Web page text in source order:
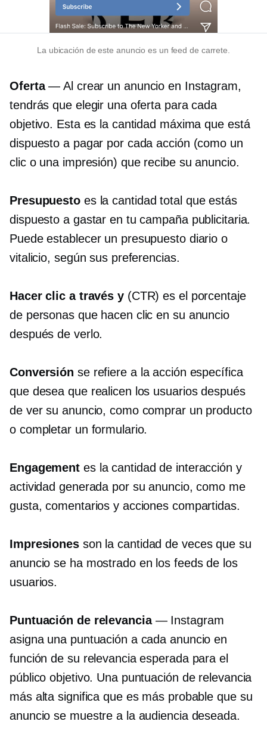
La ubicación de este anuncio es un feed de carrete.
Oferta— Al crear un anuncio en Instagram,
tendrás que elegir una oferta para cada
objetivo. Esta es la cantidad máxima que está
dispuesto a pagar por cada acción (como un
clic o una impresión) que recibe su anuncio.
Presupuestoes la cantidad total que estás
dispuesto a gastar en tu campaña publicitaria.
Puede establecer un presupuesto diario o
vitalicio, según sus preferencias.
Hacer clic a través y (CTR) es el porcentaje
de personas que hacen clic en su anuncio
después de verlo.
Conversión se refiere a la acción específica
que desea que realicen los usuarios después
de ver su anuncio, como comprar un producto
o completar un formulario.
Engagement es la cantidad de interacción y
actividad generada por su anuncio, como me
gusta, comentarios y acciones compartidas.
Impresionesson la cantidad de veces que su
anuncio se ha mostrado en los feeds de los
usuarios.
Puntuación de relevancia— Instagram
asigna una puntuación a cada anuncio en
función de su relevancia esperada para el
público objetivo. Una puntuación de relevancia
más alta significa que es más probable que su
anuncio se muestre a la audiencia deseada.